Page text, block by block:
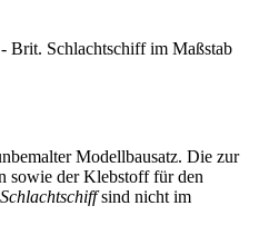
Brit. Schlachtschiff im Maßstab
Modellbausatz. Die zur
sowie der Klebstoff für den
sind nicht im